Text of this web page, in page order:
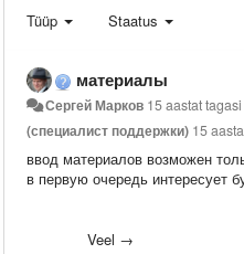
Tüüp Staatus
материалы
Сергей Марков 15 aastat tagasi
(специалист поддержки) 15
ввод материалов возможен
в первую очередь интересует
Veel →